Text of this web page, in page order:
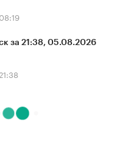
за 21:38, 05.08.2026